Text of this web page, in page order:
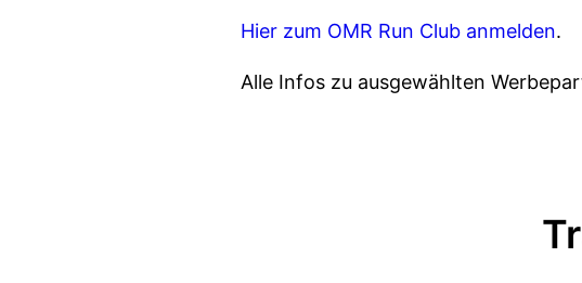
Hier zum OMR Run Club anmelden.
Alle Infos zu ausgewählten